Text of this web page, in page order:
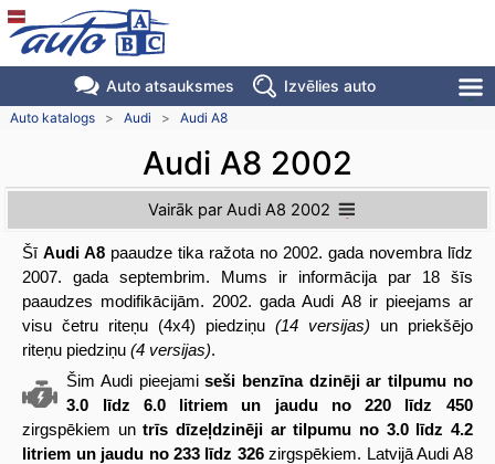
Auto atsauksmes Izvēlies auto
Auto katalogs > Audi > Audi A8
Audi A8 2002
Vairāk par Audi A8 2002
ŠīAudi A8 paaudze tika ražota no 2002. gada novembra līdz
2007. gada septembrim. Mums ir informācija par 18 šīs
paaudzes modifikācijām. 2002. gada Audi A8 ir pieejams ar
visu četru riteņu (4x4) piedziņu (14 versijas) un priekšējo
riteņu piedziņu(4 versijas).
Šim Audi pieejamiseši benzīna dzinēji ar tilpumu no
3.0 līdz 6.0 litriem un jaudu no 220 līdz 450
zirgspēkiem untrīs dīzeļdzinēji ar tilpumu no 3.0 līdz 4.2
litriem un jaudu no 233 līdz 326zirgspēkiem. Latvijā Audi A8